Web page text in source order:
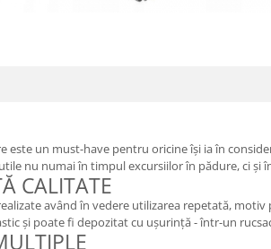
este un must-have pentru oricine își ia în
nu numai în timpul excursiilor în pădure, ci
CALITATE
având în vedere utilizarea repetată,
și poate fi depozitat cu ușurință - într-un